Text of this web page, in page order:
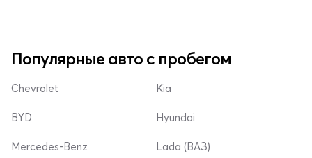
Популярные авто с пробегом
Chevrolet
BYD
Mercedes-Benz
Kia
Hyundai
Lada (ВАЗ)